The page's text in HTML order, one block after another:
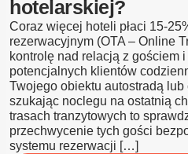
hotelarskiej?
Coraz więcej hoteli płaci 15-
rezerwacyjnym (OTA – Online
kontrolę nad relacją z gościem
potencjalnych klientów
Twojego obiektu autostradą
szukając noclegu na ostatnią
trasach tranzytowych to
przechwycenie tych gości
systemu rezerwacji […]